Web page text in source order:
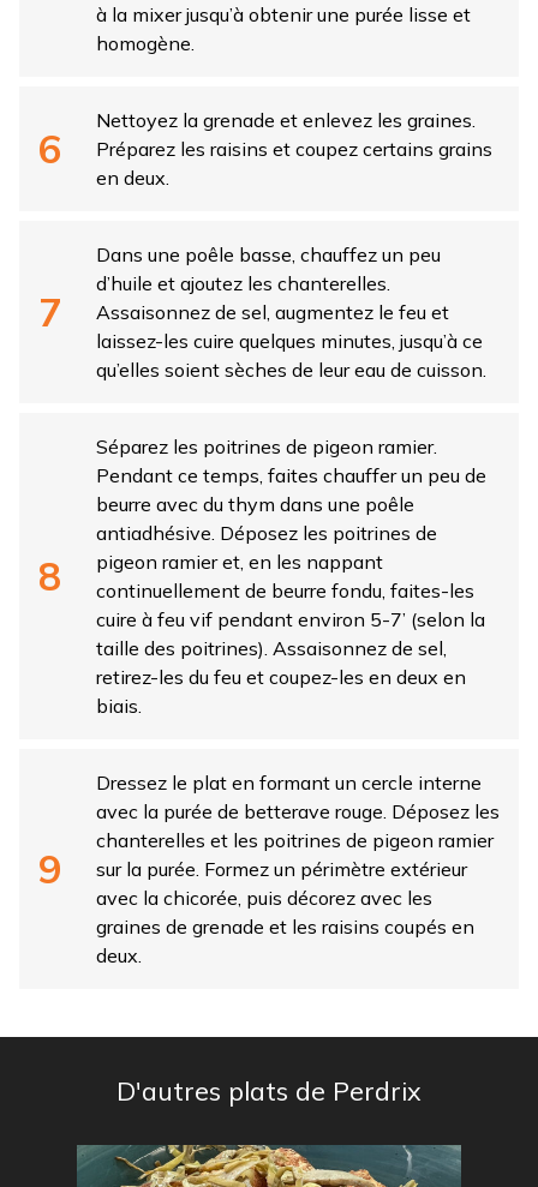
à la mixer jusqu’à obtenir une purée lisse et
homogène.
Nettoyez la grenade et enlevez les graines.
Préparez les raisins et coupez certains grains
en deux.
Dans une poêle basse, chauffez un peu
d’huile et ajoutez les chanterelles.
Assaisonnez de sel, augmentez le feu et
laissez-les cuire quelques minutes, jusqu’à ce
qu’elles soient sèches de leur eau de cuisson.
Séparez les poitrines de pigeon ramier.
Pendant ce temps, faites chauffer un peu de
beurre avec du thym dans une poêle
antiadhésive. Déposez les poitrines de
pigeon ramier et, en les nappant
continuellement de beurre fondu, faites-les
cuire à feu vif pendant environ 5-7’ (selon la
taille des poitrines). Assaisonnez de sel,
retirez-les du feu et coupez-les en deux en
biais.
Dressez le plat en formant un cercle interne
avec la purée de betterave rouge. Déposez les
chanterelles et les poitrines de pigeon ramier
sur la purée. Formez un périmètre extérieur
avec la chicorée, puis décorez avec les
graines de grenade et les raisins coupés en
deux.
D'autres plats de Perdrix